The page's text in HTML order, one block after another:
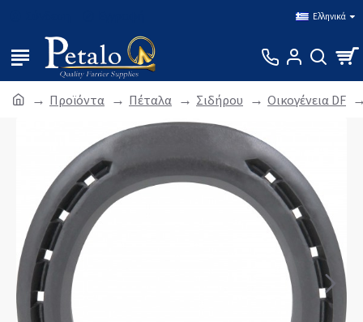
Ελληνικά
Προϊόντα Πέταλα Σιδήρου Οικογένεια DF